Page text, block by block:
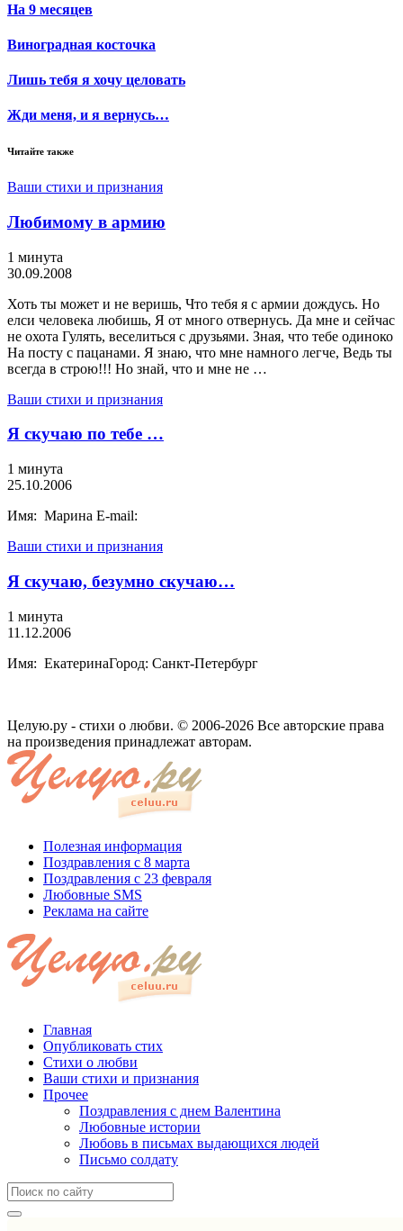
На 9 месяцев
Виноградная косточка
Лишь тебя я хочу целовать
Жди меня, и я вернусь…
Читайте также
Ваши стихи и признания
Любимому в армию
1 минута
30.09.2008
Хоть ты может и не веришь, Что тебя я с армии дождусь. Но
елси человека любишь, Я от много отвернусь. Да мне и сейчас
не охота Гулять, веселиться с друзьями. Зная, что тебе одиноко
На посту с пацанами. Я знаю, что мне намного легче, Ведь ты
всегда в строю!!! Но знай, что и мне не …
Ваши стихи и признания
Я скучаю по тебе …
1 минута
25.10.2006
Имя: Марина E-mail:
Ваши стихи и признания
Я скучаю, безумно скучаю…
1 минута
11.12.2006
Имя: ЕкатеринаГород: Санкт-Петербург
Целую.ру - стихи о любви. © 2006-2026 Все авторские права
на произведения принадлежат авторам.
Полезная информация
Поздравления с 8 марта
Поздравления с 23 февраля
Любовные SMS
Реклама на сайте
Главная
Опубликовать стих
Стихи о любви
Ваши стихи и признания
Прочее
Поздравления с днем Валентина
Любовные истории
Любовь в письмах выдающихся людей
Письмо солдату